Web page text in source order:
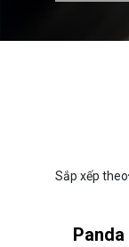
Sắp xếp theo
Panda